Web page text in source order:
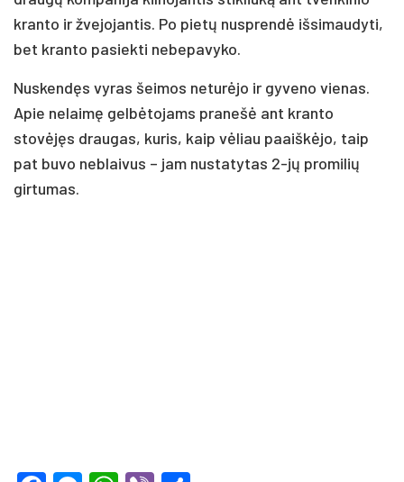
kranto ir žvejojantis. Po pietų nusprendė išsimaudyti,
bet kranto pasiekti nebepavyko.
Nuskendęs vyras šeimos neturėjo ir gyveno vienas.
Apie nelaimę gelbėtojams pranešė ant kranto
stovėjęs draugas, kuris, kaip vėliau paaiškėjo, taip
pat buvo neblaivus – jam nustatytas 2-jų promilių
girtumas.